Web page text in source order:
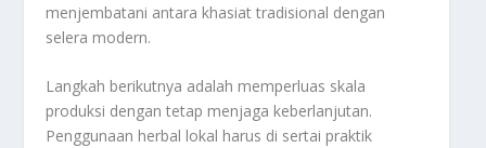
menjembatani antara khasiat tradisional dengan
selera modern.
Langkah berikutnya adalah memperluas skala
produksi dengan tetap menjaga keberlanjutan.
Penggunaan herbal lokal harus di sertai praktik